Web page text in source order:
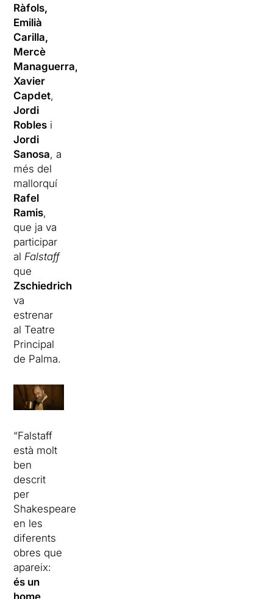
Ràfols,
Emilià
Carilla,
Mercè
Managuerra,
Xavier
Capdet,
Jordi
Robles i
Jordi
Sanosa, a
més del
mallorquí
Rafel
Ramis,
que ja va
participar
alFalstaff
que
Zschiedrich
va
estrenar
al Teatre
Principal
de Palma.
“Falstaff
està molt
ben
descrit
per
Shakespeare
en les
diferents
obres que
apareix:
és un